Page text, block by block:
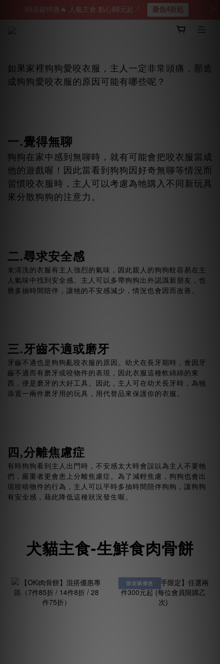
如果家裡狗狗愛咬衣服，主人一定非常頭痛，那造
成狗狗愛咬衣服的原因可能有哪些呢？
一.覺得無聊
狗狗在家中感到無聊時，就有可能會把咬衣服當成
他的遊戲喔！因此當看到狗狗因好奇無聊等情況而
習慣咬衣服時，主人可以考慮為牠購入不同新玩具
來分散狗狗的注意力。
二.尋求安全感
未清洗的衣服有主人強烈的氣味，因此親人的狗狗較容易在主
人氣味中找到安全感。主人可以多帶狗狗出外認識新朋友，也
應多抽時間陪伴，讓牠的不安感減少，情況也會因而改善。
三.牙齒不適或磨牙
牙齒不適也是狗狗亂咬衣服的原因。幼犬在長牙期時，會因牙
齒不適而有磨牙或咬物件的表現，因此衣服這種軟綿綿的東
西，便是磨牙的大好工具。因此，主人可在幼犬長牙時，為牠
添置一兩件磨牙用的玩具，用代替品來保護你的衣服。
四,分離焦慮症
有時狗狗看到主人出門時，不安感太大時會誤以為主人不要牠
們，嚴重者更會患上分離焦慮症。為了減輕焦慮，狗狗也會出
現咬啃物件的行為，主人可以平時多抽時間陪伴狗狗，讓狗狗
有安全感，藉此降低這種狀況發生喔。
犬貓主食-生鮮食肉骨餅
限首購優惠
88節超特惠🔥 人氣主食 點心88元起↗︎ 最低4折起